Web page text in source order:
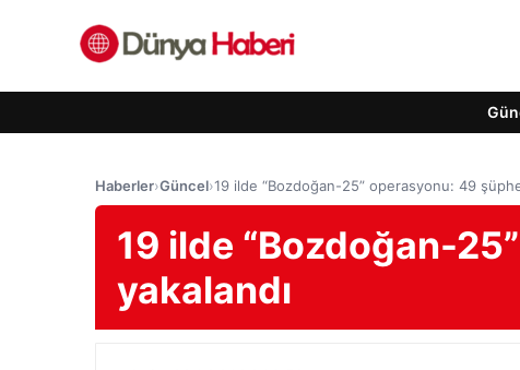
Haberler›Güncel›19 ilde “Bozdoğan-25” operasyonu: 49
19 ilde “Bozdoğan-
yakalandı